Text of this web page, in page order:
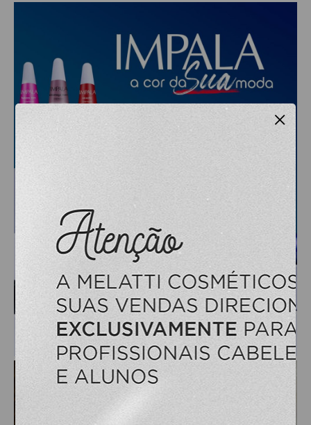
RISQUE
ESTETICA
ACESSORIOS
ACESSÓRIOS DE MAQUIAGEM
FACIAL
FIXADOR DE MAQUIAGEM
FORTE BELLA
GEL REDUTOR E FLUIDOS
OLEOS
PELE
HIGIENE E LIMPEZA
×